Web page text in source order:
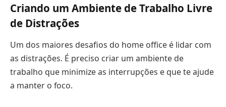
Criando um Ambiente de Trabalho Livre
de Distrações
Um dos maiores desafios do home office é lidar com
as distrações. É preciso criar um ambiente de
trabalho que minimize as interrupções e que te ajude
a manter o foco.